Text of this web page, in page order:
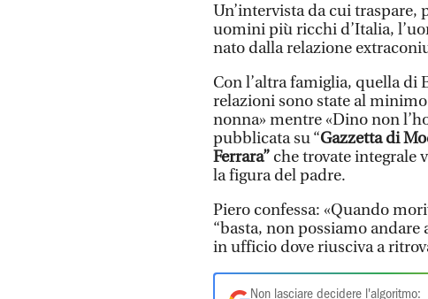
Un’intervista da cui traspare,
uomini più ricchi d’Italia,
nato dalla relazione
Con l’altra famiglia, quella di
relazioni sono state al
nonna» mentre «Dino non
pubblicata su “Gazzetta di
Ferrara” che trovate integrale
la figura del padre.
Piero confessa: «Quando
“basta, non possiamo
in ufficio dove riusciva a
Non lasciare decidere l'algoritmo: